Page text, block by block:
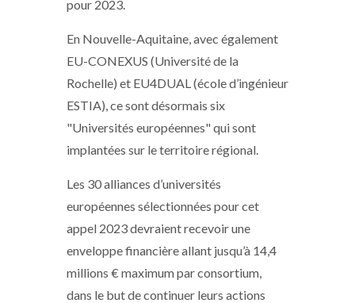
pour 2023.
En Nouvelle-Aquitaine, avec également
EU-CONEXUS (Université de la
Rochelle) et EU4DUAL (école d’ingénieur
ESTIA), ce sont désormais six
"Universités européennes" qui sont
implantées sur le territoire régional.
Les 30 alliances d’universités
européennes sélectionnées pour cet
appel 2023 devraient recevoir une
enveloppe financière allant jusqu’à 14,4
millions € maximum par consortium,
dans le but de continuer leurs actions